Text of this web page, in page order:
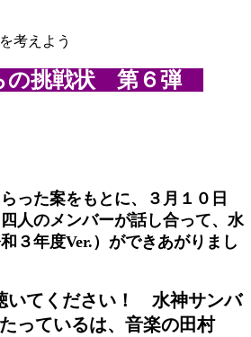
考えよう
の挑戦状 第６弾
った案をもとに、３月１０日
人のメンバーが話し合って、 水
３年度Ver.）ができあがりまし
いてください！ 水神サンバ
っているは、音楽の田村